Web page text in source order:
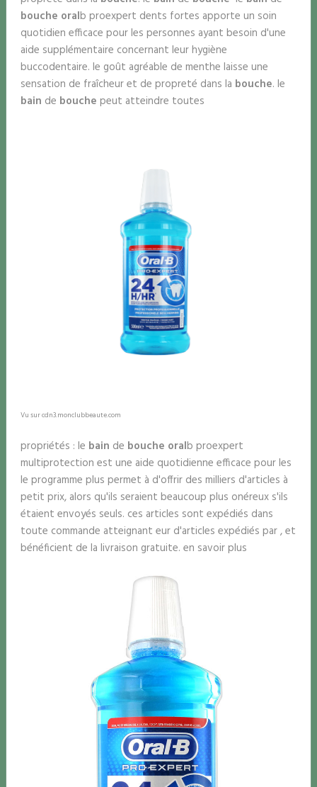
bouche oralb proexpert dents fortes apporte un soin
quotidien efficace pour les personnes ayant besoin d'une
aide supplémentaire concernant leur hygiène
buccodentaire. le goût agréable de menthe laisse une
sensation de fraîcheur et de propreté dans la bouche. le
bain de bouche peut atteindre toutes
Vu sur cdn3.monclubbeaute.com
propriétés : le bain de bouche oralb proexpert
multiprotection est une aide quotidienne efficace pour les
le programme plus permet à d'offrir des milliers d'articles à
petit prix, alors qu'ils seraient beaucoup plus onéreux s'ils
étaient envoyés seuls. ces articles sont expédiés dans
toute commande atteignant eur d'articles expédiés par , et
bénéficient de la livraison gratuite. en savoir plus